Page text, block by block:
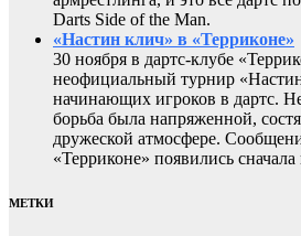
Darts Side of the Man.
«Настин клич» в «Терриконе»
30 ноября в дартс-клубе
неофициальный турнир
начинающих игроков в дартс.
борьба была напряженной,
дружеской атмосфере.
«Терриконе» появились
МЕТКИ